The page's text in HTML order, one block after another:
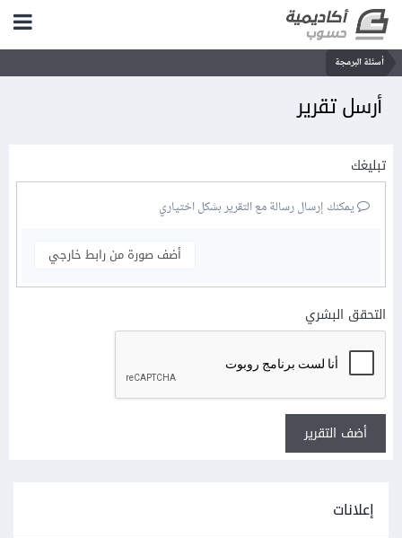
أسئلة البرمجة
أرسل تقرير
تبليغك
يمكنك إرسال رسالة مع التقرير بشكل اختياري
أضف صورة من رابط خارجي
التحقق البشري
أضف التقرير
إعلانات